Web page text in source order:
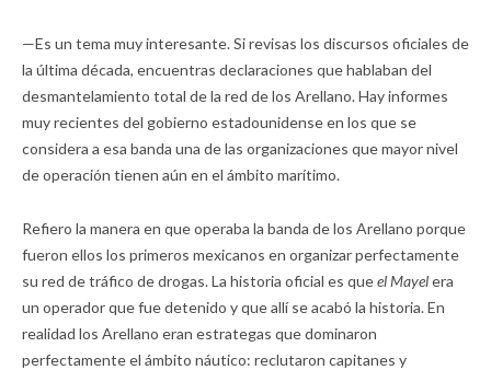
—Es un tema muy interesante. Si revisas los discursos oficiales de
la última década, encuentras declaraciones que hablaban del
desmantelamiento total de la red de los Arellano. Hay informes
muy recientes del gobierno estadounidense en los que se
considera a esa banda una de las organizaciones que mayor nivel
de operación tienen aún en el ámbito marítimo.
Refiero la manera en que operaba la banda de los Arellano porque
fueron ellos los primeros mexicanos en organizar perfectamente
su red de tráfico de drogas. La historia oficial es queel Mayelera
un operador que fue detenido y que allí se acabó la historia. En
realidad los Arellano eran estrategas que dominaron
perfectamente el ámbito náutico: reclutaron capitanes y